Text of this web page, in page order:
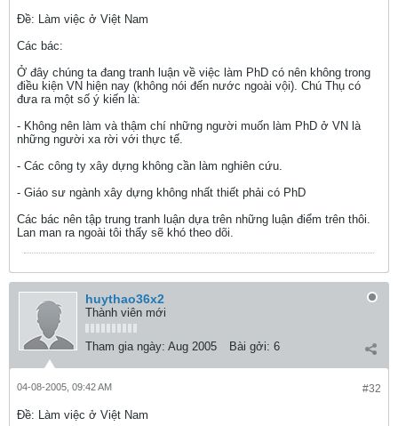
Ðề: Làm việc ở Việt Nam
Các bác:
Ở đây chúng ta đang tranh luận về việc làm PhD có nên không trong
điều kiện VN hiện nay (không nói đến nước ngoài vội). Chú Thụ có
đưa ra một số ý kiến là:
- Không nên làm và thậm chí những người muốn làm PhD ở VN là
những người xa rời với thực tế.
- Các công ty xây dựng không cần làm nghiên cứu.
- Giáo sư ngành xây dựng không nhất thiết phải có PhD
Các bác nên tập trung tranh luận dựa trên những luận điểm trên thôi.
Lan man ra ngoài tôi thấy sẽ khó theo dõi.
huythao36x2
Thành viên mới
Tham gia ngày: Aug 2005 Bài gởi: 6
#32
04-08-2005, 09:42 AM
Ðề: Làm việc ở Việt Nam